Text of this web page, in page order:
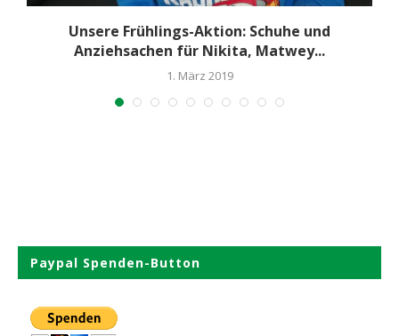
Unsere Frühlings-Aktion: Schuhe und
Anziehsachen für Nikita, Matwey...
1. März 2019
Paypal Spenden-Button